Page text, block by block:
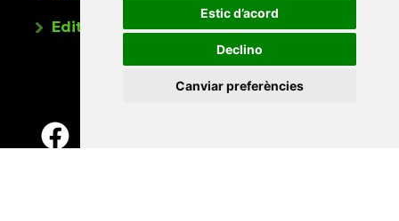
Estic d’acord
Declino
Canviar preferències
Editorials universitàries a Twitter